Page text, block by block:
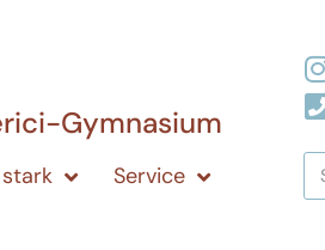
Gymnasium
Service